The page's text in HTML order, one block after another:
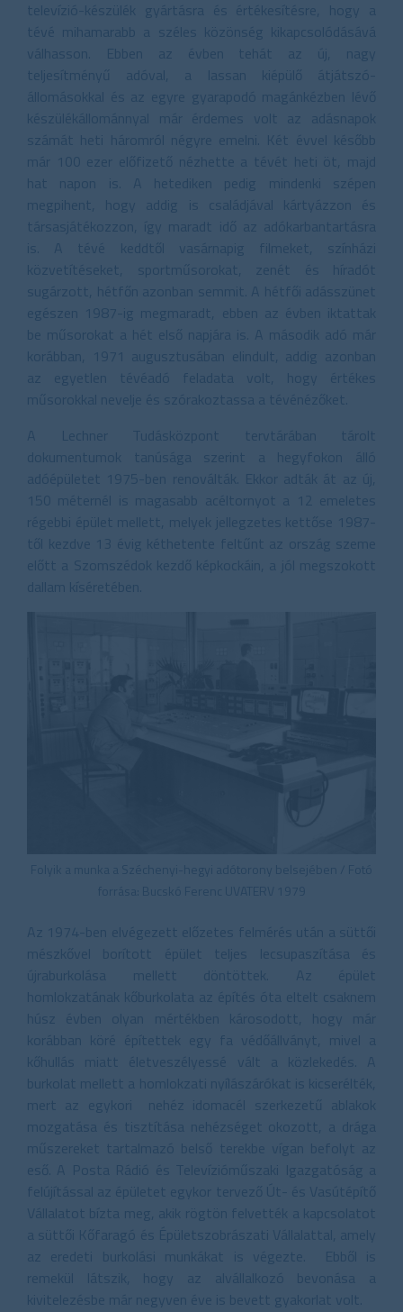
televízió-készülék gyártásra és értékesítésre, hogy a
tévé mihamarabb a széles közönség kikapcsolódásává
válhasson. Ebben az évben tehát az új, nagy
teljesítményű adóval, a lassan kiépülő átjátszó-
állomásokkal és az egyre gyarapodó magánkézben lévő
készülékállománnyal már érdemes volt az adásnapok
számát heti háromról négyre emelni. Két évvel később
már 100 ezer előfizető nézhette a tévét heti öt, majd
hat napon is. A hetediken pedig mindenki szépen
megpihent, hogy addig is családjával kártyázzon és
társasjátékozzon, így maradt idő az adókarbantartásra
is. A tévé keddtől vasárnapig filmeket, színházi
közvetítéseket, sportműsorokat, zenét és híradót
sugárzott, hétfőn azonban semmit. A hétfői adásszünet
egészen 1987-ig megmaradt, ebben az évben iktattak
be műsorokat a hét első napjára is. A második adó már
korábban, 1971 augusztusában elindult, addig azonban
az egyetlen tévéadó feladata volt, hogy értékes
műsorokkal nevelje és szórakoztassa a tévénézőket.
A Lechner Tudásközpont tervtárában tárolt
dokumentumok tanúsága szerint a hegyfokon álló
adóépületet 1975-ben renoválták. Ekkor adták át az új,
150 méternél is magasabb acéltornyot a 12 emeletes
régebbi épület mellett, melyek jellegzetes kettőse 1987-
től kezdve 13 évig kéthetente feltűnt az ország szeme
előtt a Szomszédok kezdő képkockáin, a jól megszokott
dallam kíséretében.
Folyik a munka a Széchenyi-hegyi adótorony belsejében / Fotó
forrása: Bucskó Ferenc UVATERV 1979
Az 1974-ben elvégezett előzetes felmérés után a süttői
mészkővel borított épület teljes lecsupaszítása és
újraburkolása mellett döntöttek. Az épület
homlokzatának kőburkolata az építés óta eltelt csaknem
húsz évben olyan mértékben károsodott, hogy már
korábban köré építettek egy fa védőállványt, mivel a
kőhullás miatt életveszélyessé vált a közlekedés. A
burkolat mellett a homlokzati nyílászárókat is kicserélték,
mert az egykori nehéz idomacél szerkezetű ablakok
mozgatása és tisztítása nehézséget okozott, a drága
műszereket tartalmazó belső terekbe vígan befolyt az
eső. A Posta Rádió és Televízióműszaki Igazgatóság a
felújítással az épületet egykor tervező Út- és Vasútépítő
Vállalatot bízta meg, akik rögtön felvették a kapcsolatot
a süttői Kőfaragó és Épületszobrászati Vállalattal, amely
az eredeti burkolási munkákat is végezte. Ebből is
remekül látszik, hogy az alvállalkozó bevonása a
kivitelezésbe már negyven éve is bevett gyakorlat volt.